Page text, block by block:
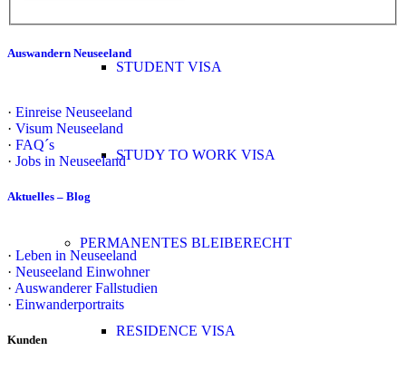
STUDENT VISA
STUDY TO WORK VISA
PERMANENTES BLEIBERECHT
RESIDENCE VISA
Auswandern Neuseeland
· Einreise Neuseeland
· Visum Neuseeland
· FAQ´s
· Jobs in Neuseeland
Aktuelles – Blog
· Leben in Neuseeland
· Neuseeland Einwohner
· Auswanderer Fallstudien
· Einwanderportraits
Kunden